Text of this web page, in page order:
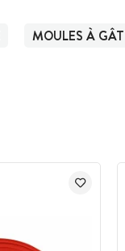
MOULES À